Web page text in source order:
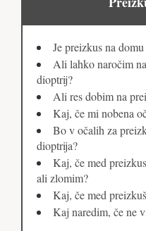
Je preizkus na
Ali lahko naročim
dioptrij?
Ali res dobim na
Kaj, če mi nobena
Bo v očalih za
dioptrija?
Kaj, če med
ali zlomim?
Kaj, če med
Kaj naredim, če ne